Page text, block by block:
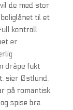
de med stor
til et
kontroll
er
dråpe fukt
sier Østlund.
på romantisk
spise bra